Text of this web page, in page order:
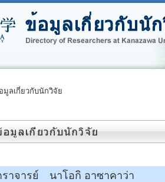
มูลเกี่ยวกับนักวิจัย
ราจารย์ นาโอกิ อาซาคาว่า